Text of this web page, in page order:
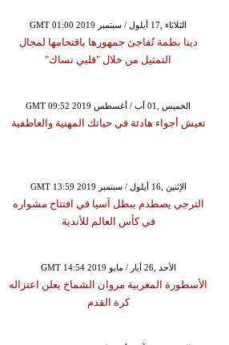
GMT 01:00 2019 الثلاثاء ,17 أيلول / سبتمبر
دينا بطمة تُفاجئ جمهورها باقتحامها لمجال
التمثيل من خلال "قلبي نساك"
GMT 09:52 2019 الخميس ,01 آب / أغسطس
تعيش أجواء هادئة في حياتك المهنية والعاطفية
GMT 13:59 2019 الإثنين ,16 أيلول / سبتمبر
الترجي يصطدم ببطل آسيا في افتتاح مشواره
في كأس العالم للأندية
GMT 14:54 2019 الأحد ,26 أيار / مايو
الأسطورة المغربية مروان الشماخ يعلن اعتزاله
كرة القدم